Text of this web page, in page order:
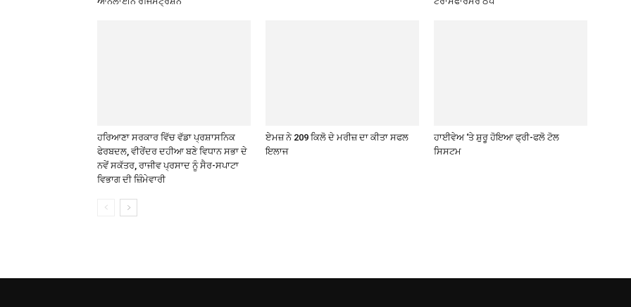
ਹਰਿਆਣਾ ਸਰਕਾਰ ਵਿੱਚ ਵੱਡਾ ਪ੍ਰਸ਼ਾਸਨਿਕ
ਫੇਰਬਦਲ, ਵੀਰੇਂਦਰ ਦਹੀਆ ਬਣੇ ਵਿਧਾਨ ਸਭਾ ਦੇ
ਨਵੇਂ ਸਕੱਤਰ, ਰਾਜੀਵ ਪ੍ਰਸਾਦ ਨੂੰ ਸੈਰ-ਸਪਾਟਾ
ਵਿਭਾਗ ਦੀ ਜ਼ਿੰਮੇਵਾਰੀ
ਏਮਜ਼ ਨੇ 209 ਕਿਲੋ ਦੇ ਮਰੀਜ਼ ਦਾ ਕੀਤਾ ਸਫਲ
ਇਲਾਜ
ਹਾਈਵੇਅ ‘ਤੇ ਸ਼ੁਰੂ ਹੋਇਆ ਫ੍ਰੀ-ਫਲੋ ਟੋਲ
ਸਿਸਟਮ